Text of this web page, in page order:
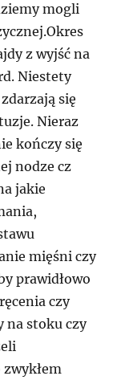
mogli
z wyjść na
Niestety
się
Nieraz
kończy się
nodze cz
jakie
mięśni czy
prawidłowo
czy
na stoku czy